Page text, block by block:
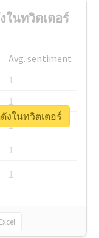
ในทวิตเตอร์
Avg. sentiment
1
1
1
1
1
งในทวิตเตอร์